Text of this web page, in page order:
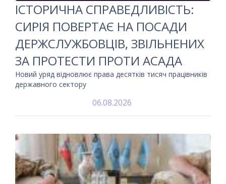
ІСТОРИЧНА СПРАВЕДЛИВІСТЬ:
СИРІЯ ПОВЕРТАЄ НА ПОСАДИ
ДЕРЖСЛУЖБОВЦІВ, ЗВІЛЬНЕНИХ
ЗА ПРОТЕСТИ ПРОТИ АСАДА
Новий уряд відновлює права десятків тисяч працівників
державного сектору
06.08.2026